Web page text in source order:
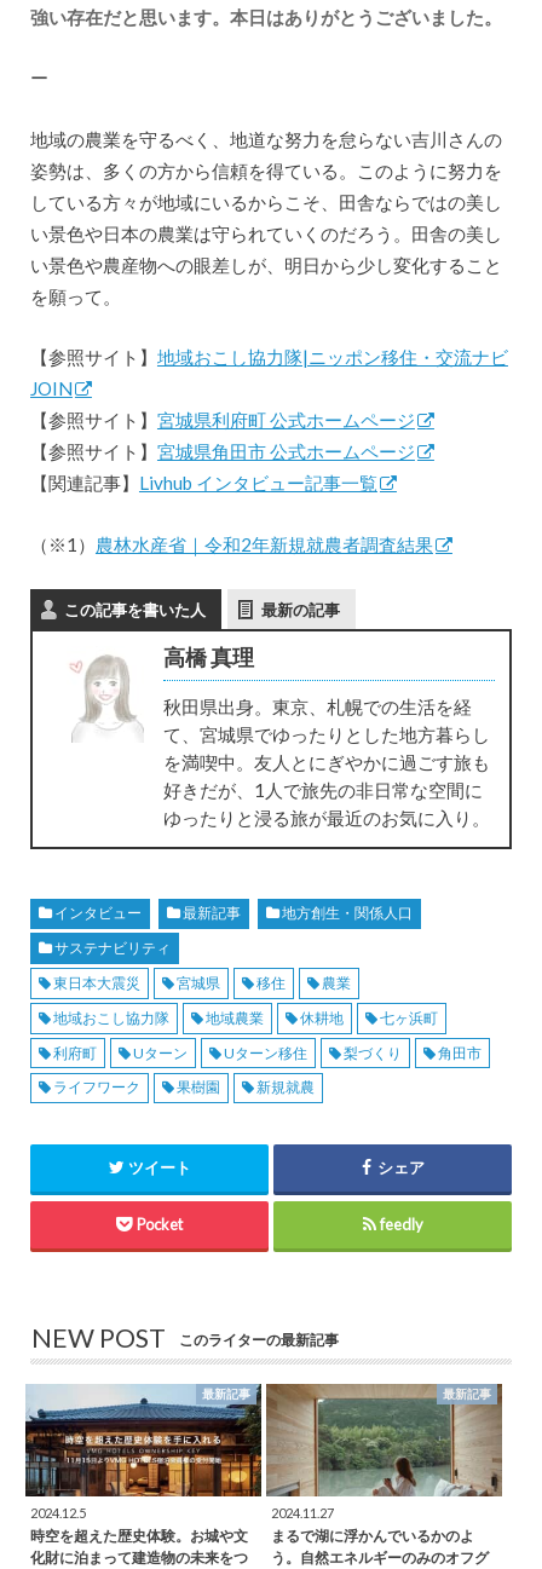
強い存在だと思います。本日はありがとうございました。
ー
地域の農業を守るべく、地道な努力を怠らない吉川さんの
姿勢は、多くの方から信頼を得ている。このように努力を
している方々が地域にいるからこそ、田舎ならではの美し
い景色や日本の農業は守られていくのだろう。田舎の美し
い景色や農産物への眼差しが、明日から少し変化すること
を願って。
【参照サイト】 地域おこし協力隊|ニッポン移住・交流ナビ
JOIN
【参照サイト】 宮城県利府町 公式ホームページ
【参照サイト】 宮城県角田市 公式ホームページ
【関連記事】 Livhub インタビュー記事一覧
（※1） 農林水産省｜令和2年新規就農者調査結果
この記事を書いた人 最新の記事
高橋 真理
秋田県出身。東京、札幌での生活を経
て、宮城県でゆったりとした地方暮らし
を満喫中。友人とにぎやかに過ごす旅も
好きだが、1人で旅先の非日常な空間に
ゆったりと浸る旅が最近のお気に入り。
インタビュー 最新記事
地方創生・関係人口
サステナビリティ
東日本大震災
宮城県 移住
農業
地域おこし協力隊
地域農業 休耕地
七ヶ浜町
利府町
Uターン Uターン移住 梨づくり
角田市
ライフワーク
果樹園 新規就農
ツイート シェア
Pocket feedly
NEW POST このライターの最新記事
最新記事
2024.12.5
時空を超えた歴史体験。お城や文
化財に泊まって建造物の未来をつ
最新記事
2024.11.27
まるで湖に浮かんでいるかのよ
う。自然エネルギーのみのオフグ